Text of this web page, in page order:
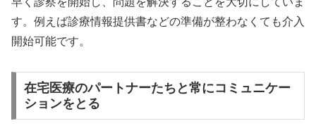
す。例えば診療情報提供書などの準備が整わなくても介入
開始可能です。
在宅医療のパートナーたちと常にコミュニケー
ションをとる